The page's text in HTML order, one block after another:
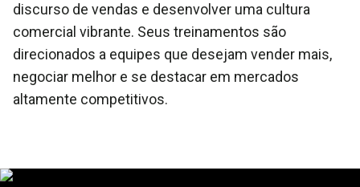
discurso de vendas e desenvolver uma cultura
comercial vibrante. Seus treinamentos são
direcionados a equipes que desejam vender mais,
negociar melhor e se destacar em mercados
altamente competitivos.